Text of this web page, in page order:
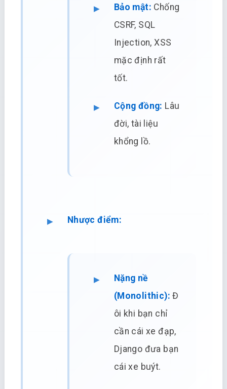
Bảo mật: Chống
CSRF, SQL
Injection, XSS
mặc định rất
tốt.
Cộng đồng: Lâu
đời, tài liệu
khổng lồ.
Nhược điểm:
Nặng nề
(Monolithic): Đ
ôi khi bạn chỉ
cần cái xe đạp,
Django đưa bạn
cái xe buýt.